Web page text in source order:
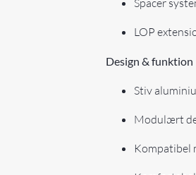
Spacer
LOP
Design & funktion
Stiv
Modulært
Kompatibel